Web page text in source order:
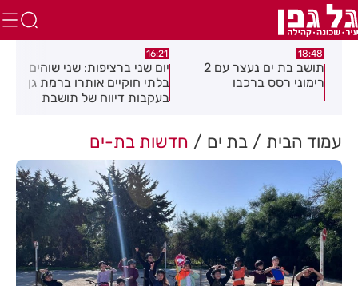
18:48
תושב בת ים נעצר עם 2
רימוני רסס ברכבו
16:21
יום שני ברציפות: שני שוהים
בלתי חוקיים אותרו ברמת גן
בעקבות דיווח של תושבת
עמוד הבית בת ים חדשות בת-ים